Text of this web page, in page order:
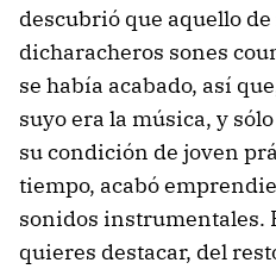
descubrió que aquello
dicharacheros sones
se había acabado, así
suyo era la música, y
su condición de joven
tiempo, acabó
sonidos instrumentales.
quieres destacar, del